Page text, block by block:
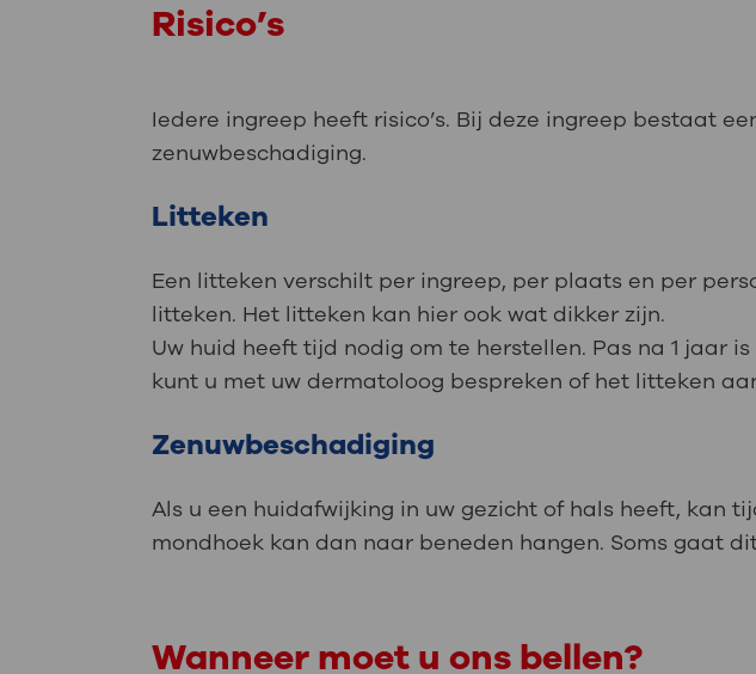
Risico’s
Iedere ingreep heeft risico’s. Bij deze ingreep bestaat
zenuwbeschadiging.
Litteken
Een litteken verschilt per ingreep, per plaats en per
litteken. Het litteken kan hier ook wat dikker zijn.
Uw huid heeft tijd nodig om te herstellen. Pas na 1 jaar
kunt u met uw dermatoloog bespreken of het litteken
Zenuwbeschadiging
Als u een huidafwijking in uw gezicht of hals heeft, kan
mondhoek kan dan naar beneden hangen. Soms gaat
Wanneer moet u ons bellen?